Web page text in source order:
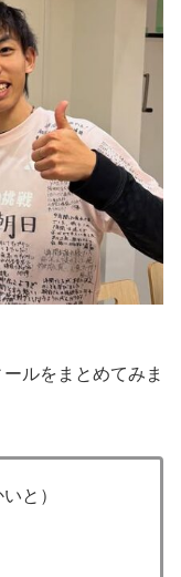
ルをまとめてみま
と）